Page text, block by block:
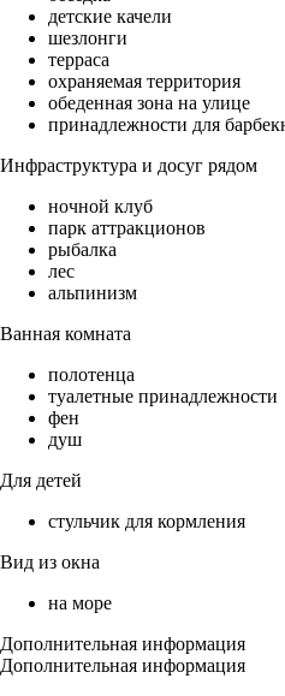
детские качели
шезлонги
терраса
охраняемая территория
обеденная зона на улице
принадлежности для
Инфраструктура и досуг рядом
ночной клуб
парк аттракционов
рыбалка
лес
альпинизм
Ванная комната
полотенца
туалетные принадлежности
фен
душ
Для детей
стульчик для кормления
Вид из окна
на море
Дополнительная информация
Дополнительная информация